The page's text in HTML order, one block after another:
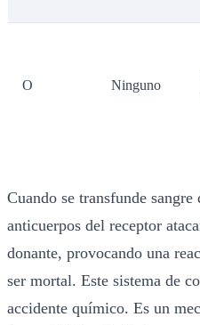
O Ninguno
Cuando se transfunde
anticuerpos del receptor
donante, provocando una
ser mortal. Este sistema de
accidente químico. Es un